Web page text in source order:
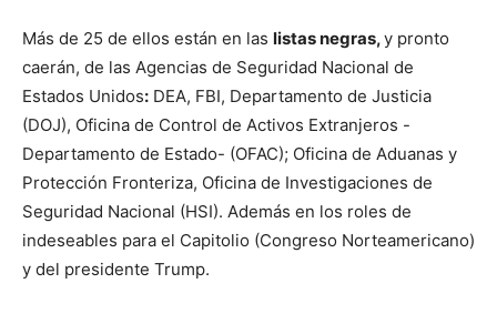
Más de 25 de ellos están en las listas negras,y pronto
caerán, de las Agencias de Seguridad Nacional de
Estados Unidos: DEA, FBI, Departamento de Justicia
(DOJ), Oficina de Control de Activos Extranjeros -
Departamento de Estado- (OFAC); Oficina de Aduanas y
Protección Fronteriza, Oficina de Investigaciones de
Seguridad Nacional (HSI). Además en los roles de
indeseables para el Capitolio (Congreso Norteamericano)
y del presidente Trump.